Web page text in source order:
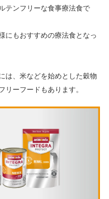
テンフリーな食事療法食で
にもおすすめの療法食となっ
は、米などを始めとした穀物
リーフードもあります。